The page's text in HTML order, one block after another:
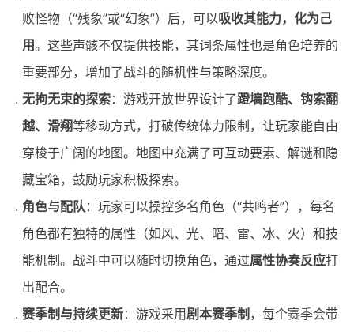
败怪物（“残象”或“幻象”）后，可以吸收其能力，化为己
用。这些声骸不仅提供技能，其词条属性也是角色培养的
重要部分，增加了战斗的随机性与策略深度。
无拘无束的探索：游戏开放世界设计了蹬墙跑酷、钩索翻
越、滑翔等移动方式，打破传统体力限制，让玩家能自由
穿梭于广阔的地图。地图中充满了可互动要素、解谜和隐
藏宝箱，鼓励玩家积极探索。
角色与配队：玩家可以操控多名角色（“共鸣者”），每名
角色都有独特的属性（如风、光、暗、雷、冰、火）和技
能机制。战斗中可以随时切换角色，通过属性协奏反应打
出配合。
赛季制与持续更新：游戏采用剧本赛季制 ，每个赛季会带